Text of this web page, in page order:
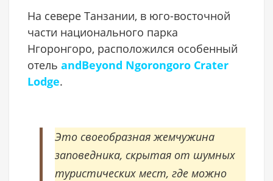
На севере Танзании, в юго-восточной
части национального парка
Нгоронгоро, расположился особенный
отель andBeyond Ngorongoro Crater
Lodge.
Это своеобразная жемчужина
заповедника, скрытая от шумных
туристических мест, где можно